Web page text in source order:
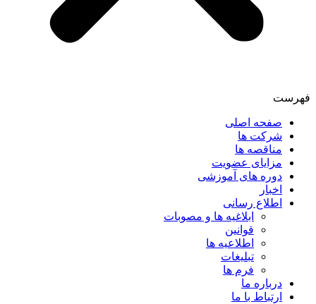
فهرست
صفحه اصلی
شرکت ها
مناقصه ها
مزایای عضویت
دوره های آموزشی
اخبار
اطلاع رسانی
ابلاغیه ها و مصوبات
قوانین
اطلاعیه ها
تبلیغات
فرم ها
درباره ما
ارتباط با ما